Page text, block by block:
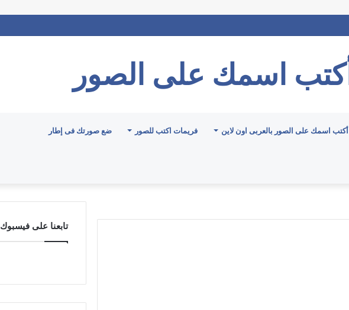
أكتب اسمك على الصور
أكتب اسمك على الصور بالعربى اون لاين فريمات اكتب للصور ضع صورتك فى إطار
تابعنا على فيسبوك